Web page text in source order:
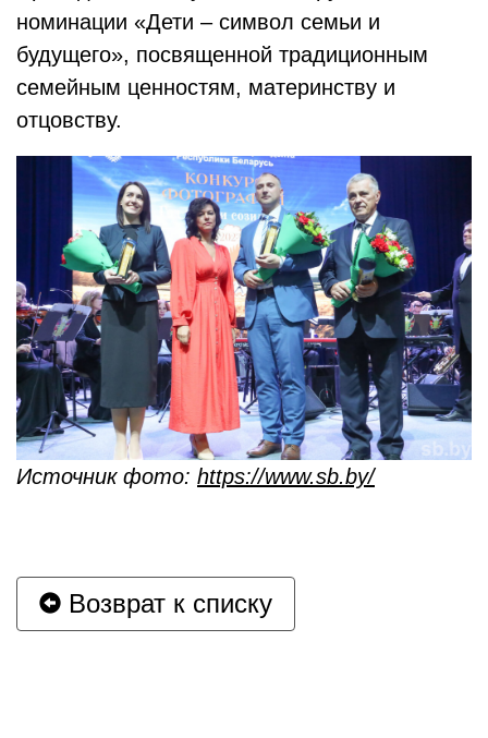
номинации «Дети – символ семьи и
будущего», посвященной традиционным
семейным ценностям, материнству и
отцовству.
Источник фото: https://www.sb.by/
Возврат к списку